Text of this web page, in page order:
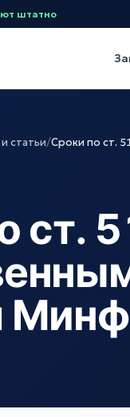
штатно
статьи/Сроки по ст.
ст.